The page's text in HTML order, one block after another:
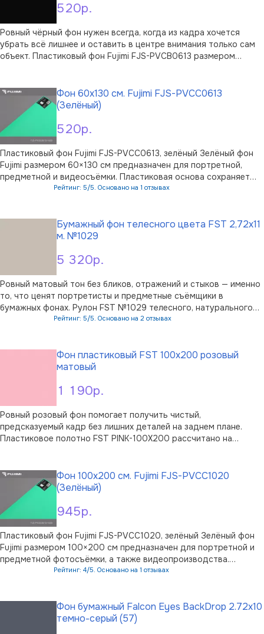
520р.
Ровный чёрный фон нужен всегда, когда из кадра хочется
убрать всё лишнее и оставить в центре внимания только сам
объект. Пластиковый фон Fujimi FJS-PVCB0613 размером
небольшой студийной …
520р.
Фон 60x130 см. Fujimi FJS-PVCC0613
(Зелёный)
Пластиковый фон Fujimi FJS-PVCC0613, зелёный Зелёный фон
Fujimi размером 60×130 см предназначен для портретной,
предметной и видеосъёмки. Пластиковая основа сохраняет
ровную поверхность и не образует складок, поэтому фон
Рейтинг: 5/5. Основано на 1 отзывах
5 320р.
Бумажный фон телесного цвета FST 2,72x11
м. №1029
Ровный матовый тон без бликов, отражений и стыков — именно
то, что ценят портретисты и предметные съёмщики в
бумажных фонах. Рулон FST №1029 телесного, натурального
оттенка создаёт мягкую нейтральную основу, на которой
Рейтинг: 5/5. Основано на 2 отзывах
1 190р.
Фон пластиковый FST 100х200 розовый
матовый
Ровный розовый фон помогает получить чистый,
предсказуемый кадр без лишних деталей на заднем плане.
Пластиковое полотно FST PINK-100X200 рассчитано на
украшениями, аксессуарами и контентом для …
945р.
Фон 100x200 см. Fujimi FJS-PVCC1020
(Зелёный)
Пластиковый фон Fujimi FJS-PVCC1020, зелёный Зелёный фон
Fujimi размером 100×200 см предназначен для портретной и
предметной фотосъёмки, а также видеопроизводства.
Полотно изготовлено из качественного пластика: материал не
Рейтинг: 4/5. Основано на 1 отзывах
Фон бумажный Falcon Eyes BackDrop 2.72x10
темно-серый (57)